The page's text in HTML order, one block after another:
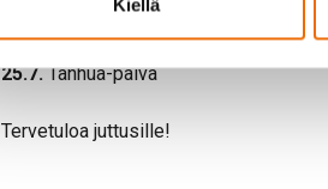
Kiellä
Savukoski-päivät
25.7.Tanhua-päivä
Tervetuloa juttusille!